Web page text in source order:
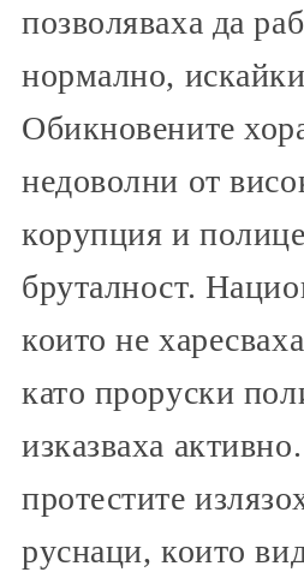
позволяваха да
нормално,
Обикновените
недоволни от
корупция и
бруталност.
които не
като проруски
изказваха
протестите
руснаци, които